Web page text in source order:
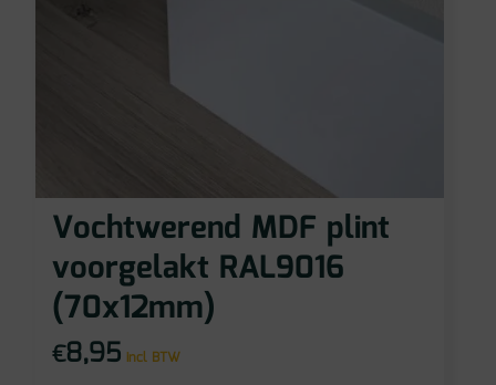
Vochtwerend MDF plint
voorgelakt RAL9016
(70x12mm)
€8,95 incl BTW